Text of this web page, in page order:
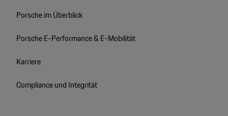
Porsche im Überblick
Porsche E-Performance & E-Mobilität
Karriere
Compliance und Integrität